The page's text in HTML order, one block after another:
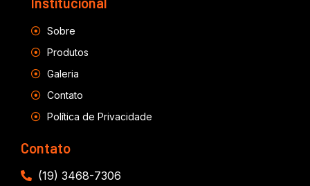
Sobre
Produtos
Galeria
Contato
Política de Privacidade
Contato
(19) 3468-7306